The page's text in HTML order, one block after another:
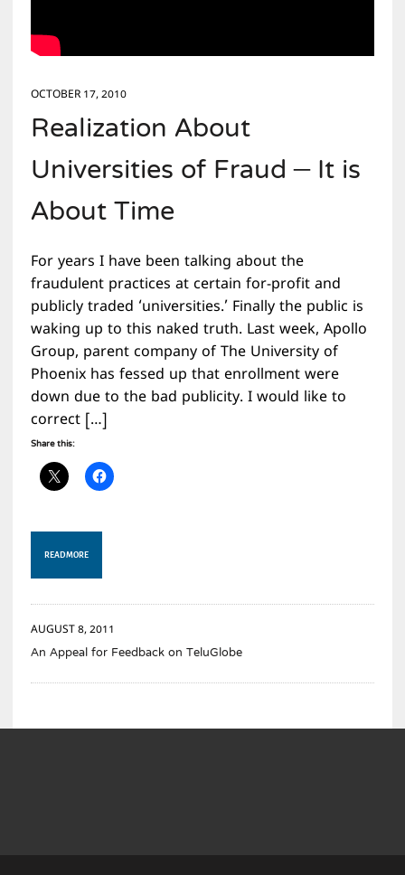
OCTOBER 17, 2010
Realization About
Universities of Fraud – It is
About Time
For years I have been talking about the
fraudulent practices at certain for-profit and
publicly traded ‘universities.’ Finally the public is
waking up to this naked truth. Last week, Apollo
Group, parent company of The University of
Phoenix has fessed up that enrollment were
down due to the bad publicity. I would like to
correct […]
Share this:
READ MORE
AUGUST 8, 2011
An Appeal for Feedback on TeluGlobe